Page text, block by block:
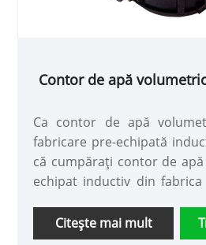
Contor de apă
Ca contor de apă
fabricare pre-echipată
că cumpărați contor de
echipat inductiv din
la timp.
Citeşte mai mult